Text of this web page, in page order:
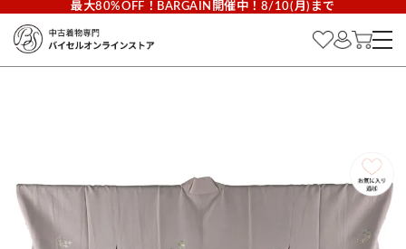
最大80%OFF！BARGAIN開催中！8/10(月)まで